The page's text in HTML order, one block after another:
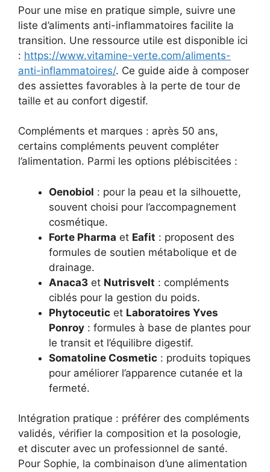
Pour une mise en pratique simple, suivre une
liste d’aliments anti-inflammatoires facilite la
transition. Une ressource utile est disponible ici
: https://www.vitamine-verte.com/aliments-
anti-inflammatoires/. Ce guide aide à composer
des assiettes favorables à la perte de tour de
taille et au confort digestif.
Compléments et marques : après 50 ans,
certains compléments peuvent compléter
l’alimentation. Parmi les options plébiscitées :
Oenobiol : pour la peau et la silhouette,
souvent choisi pour l’accompagnement
cosmétique.
Forte Pharma et Eafit : proposent des
formules de soutien métabolique et de
drainage.
Anaca3 et Nutrisvelt : compléments
ciblés pour la gestion du poids.
Phytoceutic et Laboratoires Yves
Ponroy : formules à base de plantes pour
le transit et l’équilibre digestif.
Somatoline Cosmetic : produits topiques
pour améliorer l’apparence cutanée et la
fermeté.
Intégration pratique : préférer des compléments
validés, vérifier la composition et la posologie,
et discuter avec un professionnel de santé.
Pour Sophie, la combinaison d’une alimentation